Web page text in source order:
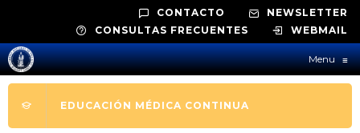
CONTACTO
NEWSLETTER
CONSULTAS FRECUENTES
WEBMAIL
Menu≡
EDUCACIÓN MÉDICA CONTINUA